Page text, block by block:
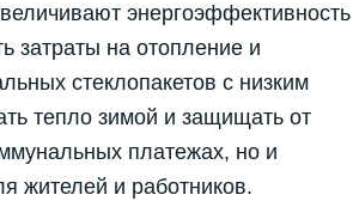
энергоэффективность
затраты на отопление и
стеклопакетов с низким
тепло зимой и защищать от
платежах, но и
жителей и работников.